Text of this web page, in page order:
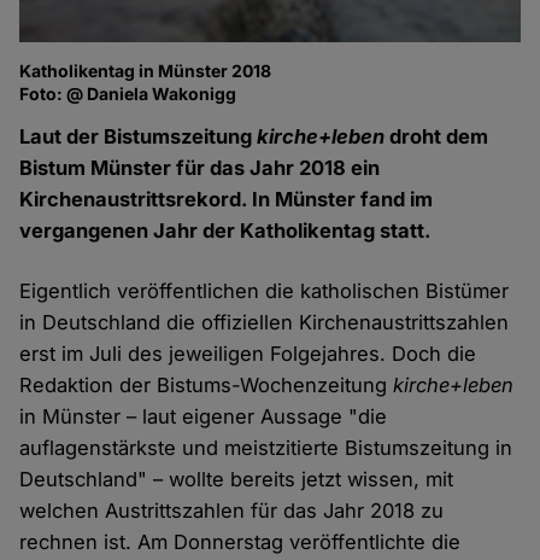
Katholikentag in Münster 2018
Foto: @ Daniela Wakonigg
Laut der Bistumszeitungkirche+leben droht dem
Bistum Münster für das Jahr 2018 ein
Kirchenaustrittsrekord. In Münster fand im
vergangenen Jahr der Katholikentag statt.
Eigentlich veröffentlichen die katholischen Bistümer
in Deutschland die offiziellen Kirchenaustrittszahlen
erst im Juli des jeweiligen Folgejahres. Doch die
Redaktion der Bistums-Wochenzeitungkirche+leben
in Münster – laut eigener Aussage "die
auflagenstärkste und meistzitierte Bistumszeitung in
Deutschland" – wollte bereits jetzt wissen, mit
welchen Austrittszahlen für das Jahr 2018 zu
rechnen ist. Am Donnerstag veröffentlichte die